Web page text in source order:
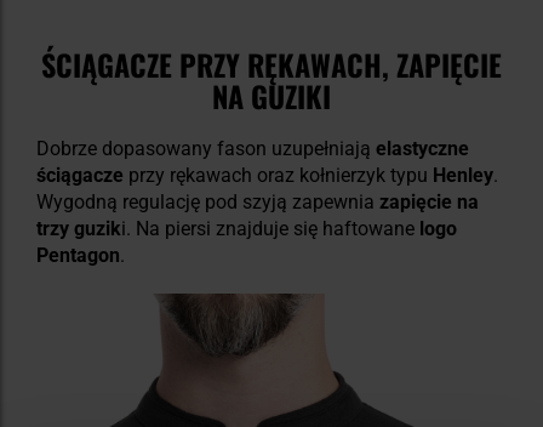
ŚCIĄGACZE PRZY RĘKAWACH, ZAPIĘCIE
NA GUZIKI
Dobrze dopasowany fason uzupełniają elastyczne
ściągacze przy rękawach oraz kołnierzyk typu Henley.
Wygodną regulację pod szyją zapewnia zapięcie na
trzy guziki. Na piersi znajduje się haftowane logo
Pentagon.